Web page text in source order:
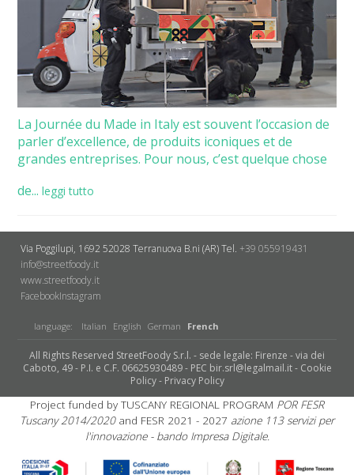
La Journée du Made in Italy est souvent l’occasion de
parler d’excellence, de produits iconiques et de
grandes entreprises. Pour nous, c’est quelque chose
de... leggi tutto
Via Poggilupi, 1692 52028 Terranuova B.ni (AR)Tel. +39 055919431
info@streetfoody.it
www.streetfoody.it
Facebook​Instagram
language: Italian English German French
All Rights Reserved StreetFoody S.r.l. - sede legale: Firenze - via dei
Caboto, 49 - P.I. e C.F. 06625930489 - PEC bir.srl@legalmail.it - Cookie
Policy- Privacy Policy
Project funded by TUSCANY REGIONAL PROGRAM POR FESR
Tuscany 2014/2020and FESR 2021 - 2027 azione 113 servizi per
l'innovazione - bando Impresa Digitale.